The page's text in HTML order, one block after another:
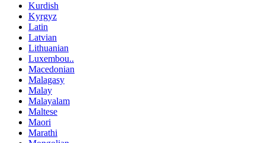
Kurdish
Kyrgyz
Latin
Latvian
Lithuanian
Luxembou..
Macedonian
Malagasy
Malay
Malayalam
Maltese
Maori
Marathi